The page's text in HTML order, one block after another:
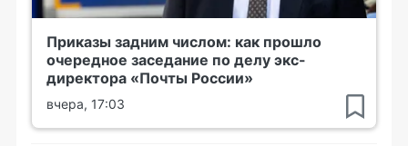
Приказы задним числом: как прошло
очередное заседание по делу экс-
директора «Почты России»
вчера, 17:03